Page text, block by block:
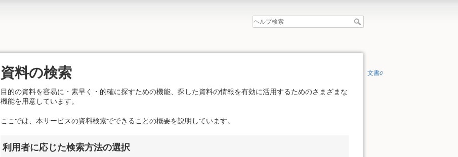
資料の検索
目的の資料を容易に・素早く・的確に探すための機能、探した資料の情報を有効に活用するためのさまざまな
機能を用意しています。
ここでは、本サービスの資料検索でできることの概要を説明しています。
利用者に応じた検索方法の選択
文書の先頭へ